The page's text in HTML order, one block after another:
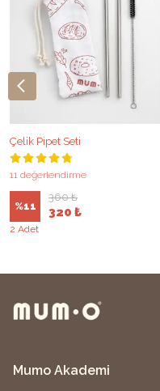
Çelik Pipet Seti
11 değerlendirme
%11
360 ₺
320 ₺
2 Adet
Mumo Akademi